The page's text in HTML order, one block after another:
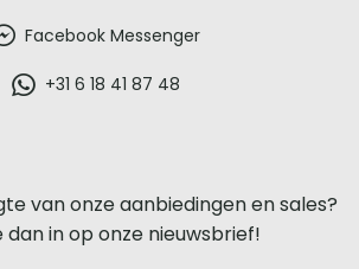
Facebook Messenger
+31 6 18 41 87 48
van onze aanbiedingen en sales?
dan in op onze nieuwsbrief!